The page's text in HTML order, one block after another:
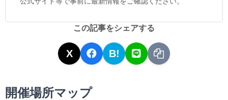
この記事をシェアする
X B!
開催場所マップ